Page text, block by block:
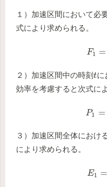
１）加速区間において必
式により求められる。
F1 =
F
２）加速区間中の時刻 t
tに
効率を考慮すると次式に
P1 =
P
３）加速区間全体におけ
により求められる。
E1 =
E